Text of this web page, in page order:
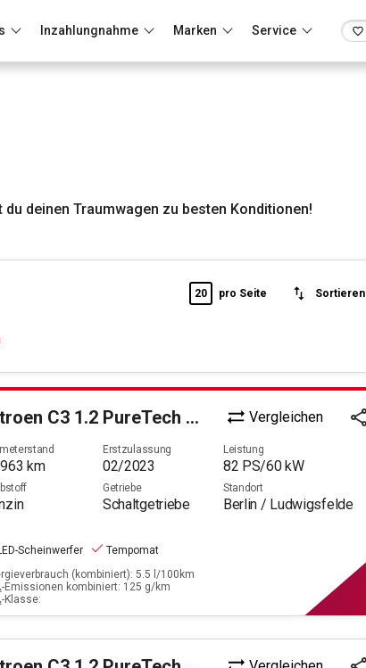
Inzahlungnahme Marken Service
deinen Traumwagen zu besten Konditionen!
20 pro Seite Sortieren
C3 1.2 PureTech 82 C-Series Stop&Start (EURO 6d) Vergleichen
km
Erstzulassung
02/2023
Leistung
82 PS/60kW
Getriebe
Schaltgetriebe
Standort
Berlin / Ludwigsfelde
Scheinwerfer
Tempomat
(kombiniert): 5.5 l/100km
Emissionen kombiniert: 125 g/km
Klasse: